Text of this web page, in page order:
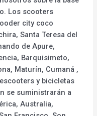
Los scooters
city coco
Santa Teresa del
de Apure,
Barquisimeto,
Maturín, Cumaná ,
y bicicletas
se suministrarán a
Australia,